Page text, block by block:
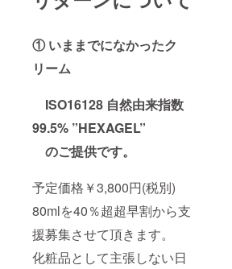
① いままでになかったク
リーム
ISO16128 自然由来指数
99.5% ”HEXAGEL”
のご提供です。
予定価格￥3,800円(税別)
80mlを40％超超早割から支
援募集させて頂きます。
化粧品として主張しない日